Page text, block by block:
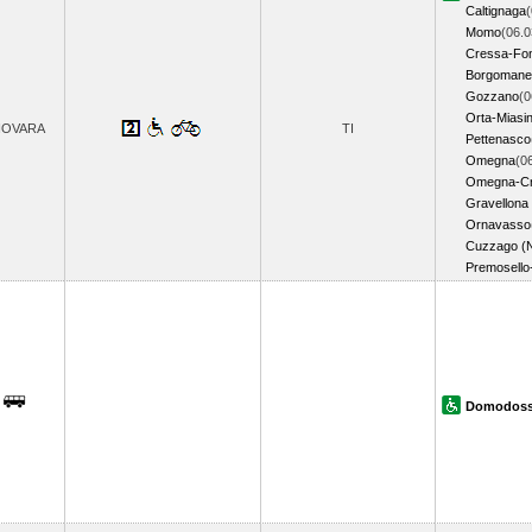
TI
Caltignaga
Momo
Cressa-
Gozzano
Orta-
Pettenasco
Omegna
Omegna-
Gravellona
Ornavasso
Cuzzago